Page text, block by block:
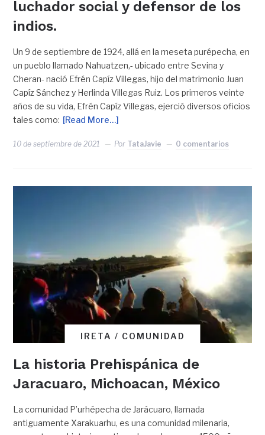
luchador social y defensor de los
indios.
Un 9 de septiembre de 1924, allá en la meseta purépecha, en
un pueblo llamado Nahuatzen,- ubicado entre Sevina y
Cheran- nació Efrén Capíz Villegas, hijo del matrimonio Juan
Capíz Sánchez y Herlinda Villegas Ruiz. Los primeros veinte
años de su vida, Efrén Capíz Villegas, ejerció diversos oficios
tales como: [Read More…]
10 de septiembre de 2021 Por TataJavie 0 comentarios
IRETA / COMUNIDAD
La historia Prehispánica de
Jaracuaro, Michoacan, México
La comunidad P’urhépecha de Jarácuaro, llamada
antiguamente Xarakuarhu, es una comunidad milenaria,